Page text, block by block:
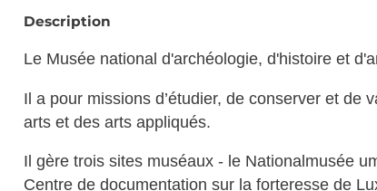
Description
Le Musée national d'archéologie, d'histoire et
Il a pour missions d’étudier, de conserver et de
arts et des arts appliqués.
Il gère trois sites muséaux - le Nationalmusée
Centre de documentation sur la forteresse de